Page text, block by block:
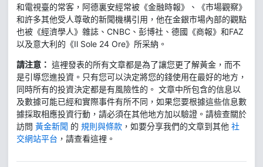
和電視臺的常客，阿德裏安經常被《金融時報》、《市場觀察》
和許多其他受人尊敬的新聞機構引用，他在金銀市場內部的觀點
也被《經濟學人》雜誌、CNBC、彭博社、德國《商報》和FAZ
以及意大利的《Il Sole 24 Ore》所采納。
請注意： 這裡發表的所有文章都是為了讓您更了解黃金，而不
是引導您進投資。只有您可以決定將您的錢使用在最好的地方，
同時所有的投資決定都是有風險性的。 文章中所包含的信息以
及數據可能已經和實際事件有所不同，如果您要根據這些信息數
據採取相應投資行動，請必須在其他地方加以驗證。請檢查關於
訪問 黃金新聞 的 規則與條款 ，如要分享我們的文章到其他 社
交網站平台 ，請查看這裡。